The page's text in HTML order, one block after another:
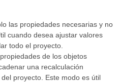
las propiedades necesarias y no
cuando desea ajustar valores
todo el proyecto.
de los objetos
una recalculación
proyecto. Este modo es útil